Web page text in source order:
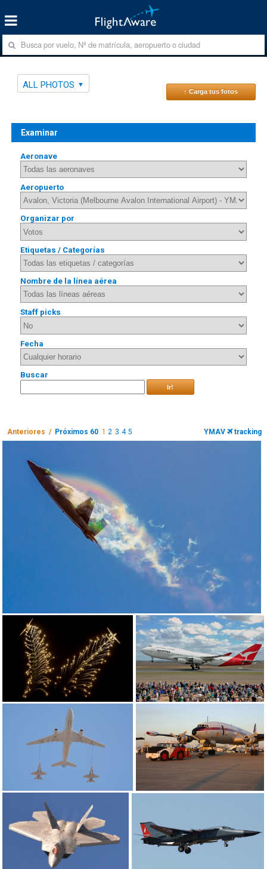
ALL PHOTOS
↑ Carga tus fotos
Examinar
Aeronave
Aeropuerto
Organizar por
Etiquetas / Categorías
Nombre de la línea aérea
Staff picks
Fecha
Buscar
Ir!
Anteriores / Próximos 60 1 2 3 4 5 YMAV tracking